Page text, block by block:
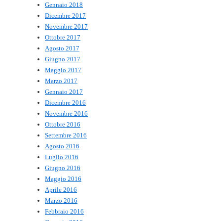
Gennaio 2018
Dicembre 2017
Novembre 2017
Ottobre 2017
Agosto 2017
Giugno 2017
Maggio 2017
Marzo 2017
Gennaio 2017
Dicembre 2016
Novembre 2016
Ottobre 2016
Settembre 2016
Agosto 2016
Luglio 2016
Giugno 2016
Maggio 2016
Aprile 2016
Marzo 2016
Febbraio 2016